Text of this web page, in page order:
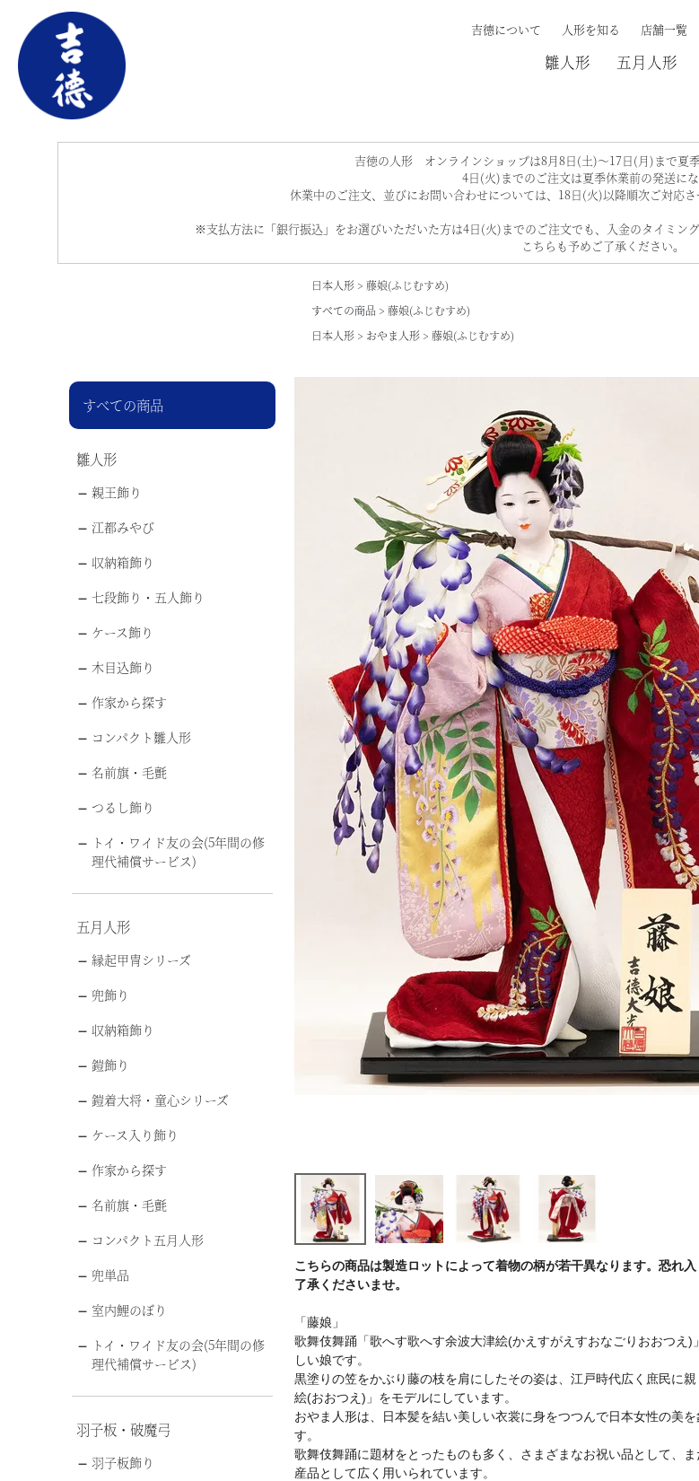
吉德について 人形を知る 店舗一覧
雛人形 五月人形
吉徳の人形 オンラインショップは8月8日(土)～17日(月)まで夏季
4日(火)までのご注文は夏季休業前の発送にな
休業中のご注文、並びにお問い合わせについては、18日(火)以降順次ご対応さ
※支払方法に「銀行振込」をお選びいただいた方は4日(火)までのご注文でも、入金のタイミン
こちらも予めご了承ください。
日本人形
藤娘(ふじむすめ)
すべての商品
藤娘(ふじむすめ)
日本人形
おやま人形 藤娘(ふじむすめ)
すべての商品
雛人形
親王飾り
江都みやび
収納箱飾り
七段飾り・五人飾り
ケース飾り
木目込飾り
作家から探す
コンパクト雛人形
名前旗・毛氈
つるし飾り
トイ・ワイド友の会(5年間の修
理代補償サービス)
五月人形
縁起甲冑シリーズ
兜飾り
収納箱飾り
鎧飾り
鎧着大将・童心シリーズ
ケース入り飾り
作家から探す
名前旗・毛氈
コンパクト五月人形
兜単品
室内鯉のぼり
トイ・ワイド友の会(5年間の修
理代補償サービス)
羽子板・破魔弓
羽子板飾り
こちらの商品は製造ロットによって着物の柄が若干異なります。恐れ
了承くださいませ。
「藤娘」
歌舞伎舞踊「歌へす歌へす余波大津絵(かえすがえすおなごりおおつえ)
しい娘です。
黒塗りの笠をかぶり藤の枝を肩にしたその姿は、江戸時代広く庶民に
絵(おおつえ)」をモデルにしています。
おやま人形は、日本髪を結い美しい衣裳に身をつつんで日本女性の美を
す。
歌舞伎舞踊に題材をとったものも多く、さまざまなお祝い品として、
産品として広く用いられています。